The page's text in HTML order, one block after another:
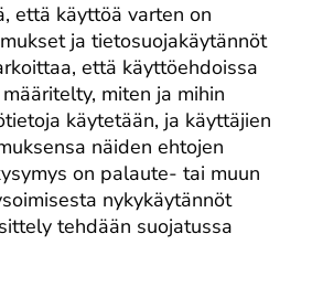
että käyttöä varten on
ja tietosuojakäytännöt
että käyttöehdoissa
miten ja mihin
käytetään, ja käyttäjien
näiden ehtojen
on palaute- tai muun
nykykäytännöt
tehdään suojatussa